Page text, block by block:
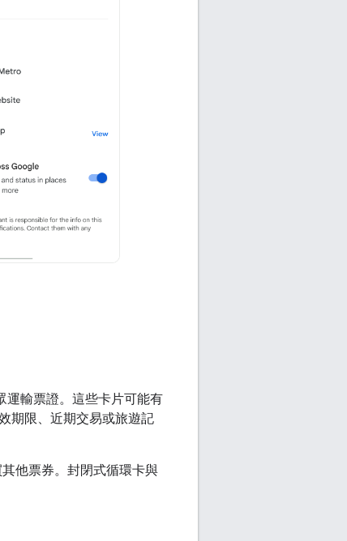
運輸票證。這些卡片可能有
期限、近期交易或旅遊記
他票券。封閉式循環卡與